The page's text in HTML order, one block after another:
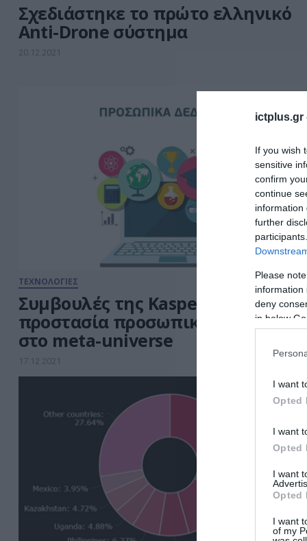
ictplus.gr
If you wish
sensitive
confirm
continue
information
further
Please
information
deny
in below
I want
Opted
I want
Opted
I want
Opted
I want
of my
Σχεδιάστηκε το πρώτο ελληνικό
Anti-Drone σύστημα
20.12.2021
ΤΕΧΝΟΛΟΓΙΕΣ
Συμβουλές της Kaspersky για
προστασία προσωπικών
στο meta-universe
17.12.2021